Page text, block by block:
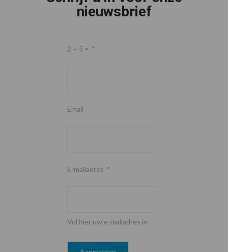
nieuwsbrief
2 + 5 = *
Email
E-mailadres *
Vul hier uw e-mailadres in